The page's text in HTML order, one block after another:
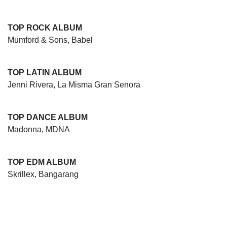
TOP ROCK ALBUM
Mumford & Sons, Babel
TOP LATIN ALBUM
Jenni Rivera, La Misma Gran Senora
TOP DANCE ALBUM
Madonna, MDNA
TOP EDM ALBUM
Skrillex, Bangarang